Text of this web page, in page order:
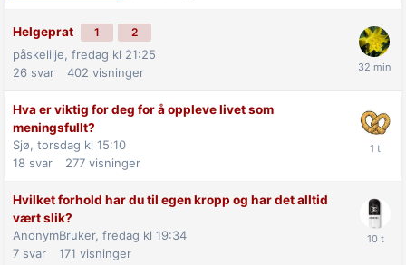
Helgeprat 1 2
påskelilje, fredag kl 21:25
26 svar 402 visninger
Hva er viktig for deg for å oppleve livet som
meningsfullt?
Sjø, torsdag kl 15:10
18 svar 277 visninger
Hvilket forhold har du til egen kropp og har det alltid
vært slik?
AnonymBruker, fredag kl 19:34
7 svar 171 visninger